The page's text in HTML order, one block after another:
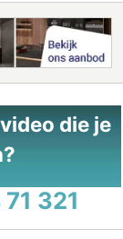
die je
321